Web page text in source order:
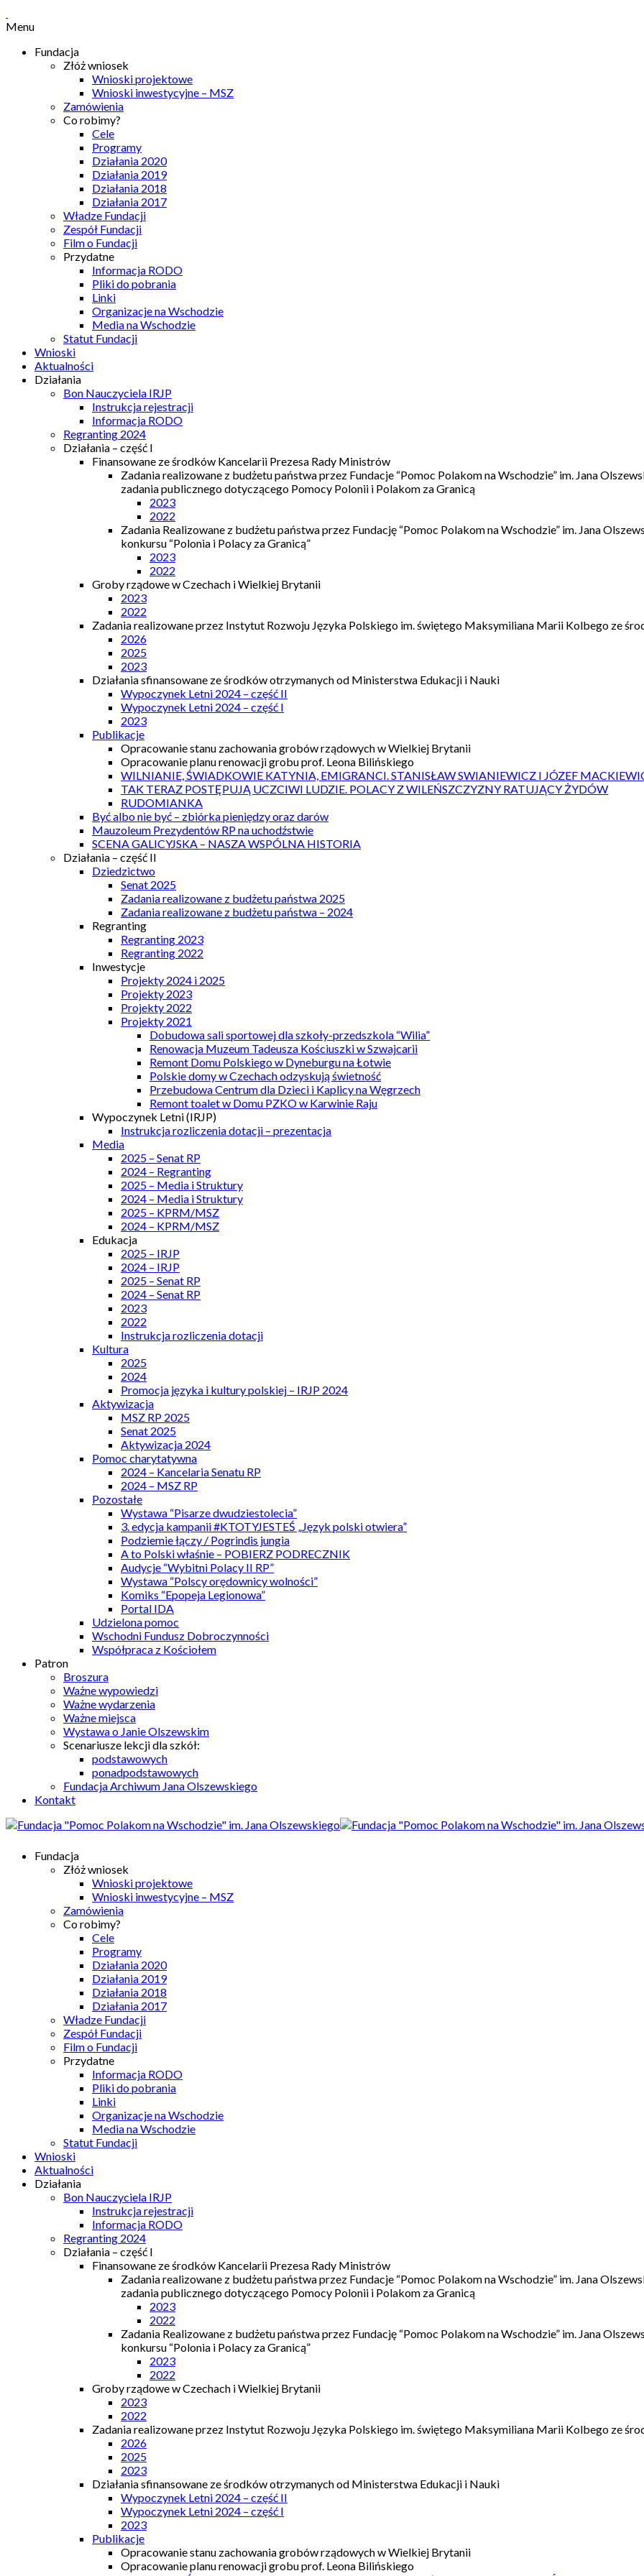
Menu
Fundacja
Złóż wniosek
Wnioski projektowe
Wnioski inwestycyjne – MSZ
Zamówienia
Co robimy?
Cele
Programy
Działania 2020
Działania 2019
Działania 2018
Działania 2017
Władze Fundacji
Zespół Fundacji
Film o Fundacji
Przydatne
Informacja RODO
Pliki do pobrania
Linki
Organizacje na Wschodzie
Media na Wschodzie
Statut Fundacji
Wnioski
Aktualności
Działania
Bon Nauczyciela IRJP
Instrukcja rejestracji
Informacja RODO
Regranting 2024
Działania – część I
Finansowane ze środków Kancelarii Prezesa Rady Ministrów
Zadania realizowane z budżetu państwa przez Fundacje “Pomoc Polakom na Wschodzie” im. Jana
zadania publicznego dotyczącego Pomocy Polonii i Polakom za Granicą
2023
2022
Zadania Realizowane z budżetu państwa przez Fundację “Pomoc Polakom na Wschodzie” im. Jana
konkursu “Polonia i Polacy za Granicą”
2023
2022
Groby rządowe w Czechach i Wielkiej Brytanii
2023
2022
Zadania realizowane przez Instytut Rozwoju Języka Polskiego im. świętego Maksymiliana Marii Kolbego ze
2026
2025
2023
Działania sfinansowane ze środków otrzymanych od Ministerstwa Edukacji i Nauki
Wypoczynek Letni 2024 – część II
Wypoczynek Letni 2024 – część I
2023
Publikacje
Opracowanie stanu zachowania grobów rządowych w Wielkiej Brytanii
Opracowanie planu renowacji grobu prof. Leona Bilińskiego
WILNIANIE, ŚWIADKOWIE KATYNIA, EMIGRANCI. STANISŁAW SWIANIEWICZ I JÓZEF
TAK TERAZ POSTĘPUJĄ UCZCIWI LUDZIE. POLACY Z WILEŃSZCZYZNY RATUJĄCY ŻYDÓW
RUDOMIANKA
Być albo nie być – zbiórka pieniędzy oraz darów
Mauzoleum Prezydentów RP na uchodźstwie
SCENA GALICYJSKA – NASZA WSPÓLNA HISTORIA
Działania – część II
Dziedzictwo
Senat 2025
Zadania realizowane z budżetu państwa 2025
Zadania realizowane z budżetu państwa – 2024
Regranting
Regranting 2023
Regranting 2022
Inwestycje
Projekty 2024 i 2025
Projekty 2023
Projekty 2022
Projekty 2021
Dobudowa sali sportowej dla szkoły-przedszkola “Wilia”
Renowacja Muzeum Tadeusza Kościuszki w Szwajcarii
Remont Domu Polskiego w Dyneburgu na Łotwie
Polskie domy w Czechach odzyskują świetność
Przebudowa Centrum dla Dzieci i Kaplicy na Węgrzech
Remont toalet w Domu PZKO w Karwinie Raju
Wypoczynek Letni (IRJP)
Instrukcja rozliczenia dotacji – prezentacja
Media
2025 – Senat RP
2024 – Regranting
2025 – Media i Struktury
2024 – Media i Struktury
2025 – KPRM/MSZ
2024 – KPRM/MSZ
Edukacja
2025 – IRJP
2024 – IRJP
2025 – Senat RP
2024 – Senat RP
2023
2022
Instrukcja rozliczenia dotacji
Kultura
2025
2024
Promocja języka i kultury polskiej – IRJP 2024
Aktywizacja
MSZ RP 2025
Senat 2025
Aktywizacja 2024
Pomoc charytatywna
2024 – Kancelaria Senatu RP
2024 – MSZ RP
Pozostałe
Wystawa “Pisarze dwudziestolecia”
3. edycja kampanii #KTOTYJESTEŚ „Język polski otwiera”
Podziemie łączy / Pogrindis jungia
A to Polski właśnie – POBIERZ PODRECZNIK
Audycje “Wybitni Polacy II RP”
Wystawa “Polscy orędownicy wolności”
Komiks “Epopeja Legionowa”
Portal IDA
Udzielona pomoc
Wschodni Fundusz Dobroczynności
Współpraca z Kościołem
Patron
Broszura
Ważne wypowiedzi
Ważne wydarzenia
Ważne miejsca
Wystawa o Janie Olszewskim
Scenariusze lekcji dla szkół:
podstawowych
ponadpodstawowych
Fundacja Archiwum Jana Olszewskiego
Kontakt
Fundacja
Złóż wniosek
Wnioski projektowe
Wnioski inwestycyjne – MSZ
Zamówienia
Co robimy?
Cele
Programy
Działania 2020
Działania 2019
Działania 2018
Działania 2017
Władze Fundacji
Zespół Fundacji
Film o Fundacji
Przydatne
Informacja RODO
Pliki do pobrania
Linki
Organizacje na Wschodzie
Media na Wschodzie
Statut Fundacji
Wnioski
Aktualności
Działania
Bon Nauczyciela IRJP
Instrukcja rejestracji
Informacja RODO
Regranting 2024
Działania – część I
Finansowane ze środków Kancelarii Prezesa Rady Ministrów
Zadania realizowane z budżetu państwa przez Fundacje “Pomoc Polakom na Wschodzie” im. Jana
zadania publicznego dotyczącego Pomocy Polonii i Polakom za Granicą
2023
2022
Zadania Realizowane z budżetu państwa przez Fundację “Pomoc Polakom na Wschodzie” im. Jana
konkursu “Polonia i Polacy za Granicą”
2023
2022
Groby rządowe w Czechach i Wielkiej Brytanii
2023
2022
Zadania realizowane przez Instytut Rozwoju Języka Polskiego im. świętego Maksymiliana Marii Kolbego ze
2026
2025
2023
Działania sfinansowane ze środków otrzymanych od Ministerstwa Edukacji i Nauki
Wypoczynek Letni 2024 – część II
Wypoczynek Letni 2024 – część I
2023
Publikacje
Opracowanie stanu zachowania grobów rządowych w Wielkiej Brytanii
Opracowanie planu renowacji grobu prof. Leona Bilińskiego